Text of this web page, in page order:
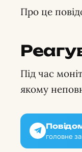
Про це
Під час
якому
головне